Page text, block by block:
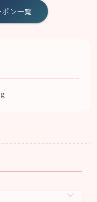
ポン一覧